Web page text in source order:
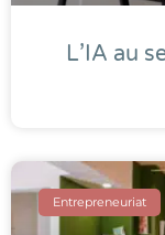
L’IA au
Entrepreneuriat